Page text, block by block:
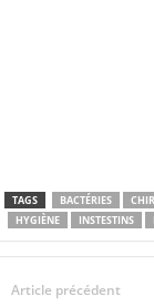
TAGS BACTÉRIES
HYGIÈNE
INSTESTINS
Article précédent